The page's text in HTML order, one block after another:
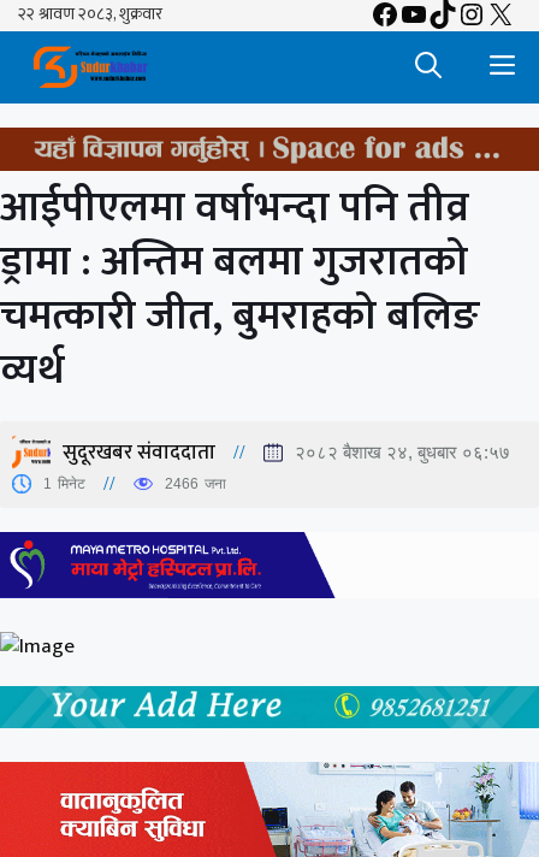
Skip
content
Facebook
YouTube
TikTok
X
आईपीएलमा वर्षाभन्दा पनि तीव्र
ड्रामा : अन्तिम बलमा गुजरातको
चमत्कारी जीत, बुमराहको बलिङ
व्यर्थ
सुदूरखबर संवाददाता २०८२ बैशाख २४, बुधबार ०६:५७
1 मिनेट 2466 जना